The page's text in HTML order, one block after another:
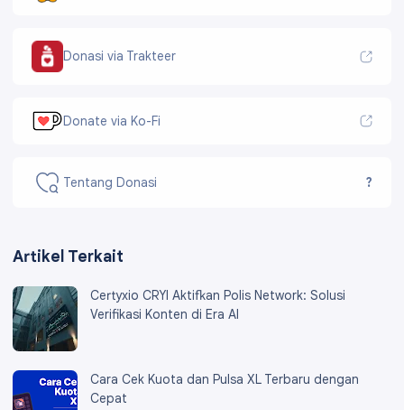
Donasi via Trakteer
Donate via Ko-Fi
Tentang Donasi ?
Artikel Terkait
Certyxio CRYI Aktifkan Polis Network: Solusi
Verifikasi Konten di Era AI
Cara Cek Kuota dan Pulsa XL Terbaru dengan
Cepat